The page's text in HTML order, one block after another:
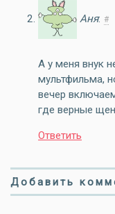
Аня: #
А у меня внук
мультфильма,
вечер
где верные
Ответить
Добавить